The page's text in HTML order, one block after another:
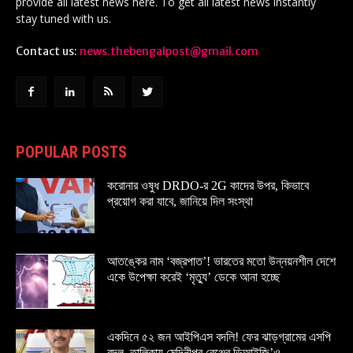
stay tuned with us.
Contact us: news.thebengalpost@gmail.com
POPULAR POSTS
করোনার ওষুধ DRDO-র 2G কাদের উপর, কিভাবে
প্রয়োগ করা যাবে, জানিয়ে দিল সংস্থা
আতঙ্কের নাম ‘বজ্রপাত’! ভারতের মতো উন্নয়নশীল দেশে
একে উপেক্ষা করেই ‘মৃত্যু’ ডেকে আনা হচ্ছে
একদিনে ৫২ জন আইপিএস বদলি! ফের ঝাড়গ্রামের এসপি